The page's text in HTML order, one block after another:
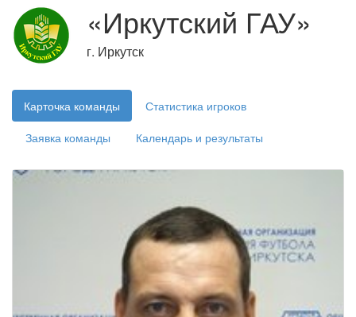
«Иркутский ГАУ»
г. Иркутск
Карточка команды
Статистика игроков
Заявка команды
Календарь и результаты